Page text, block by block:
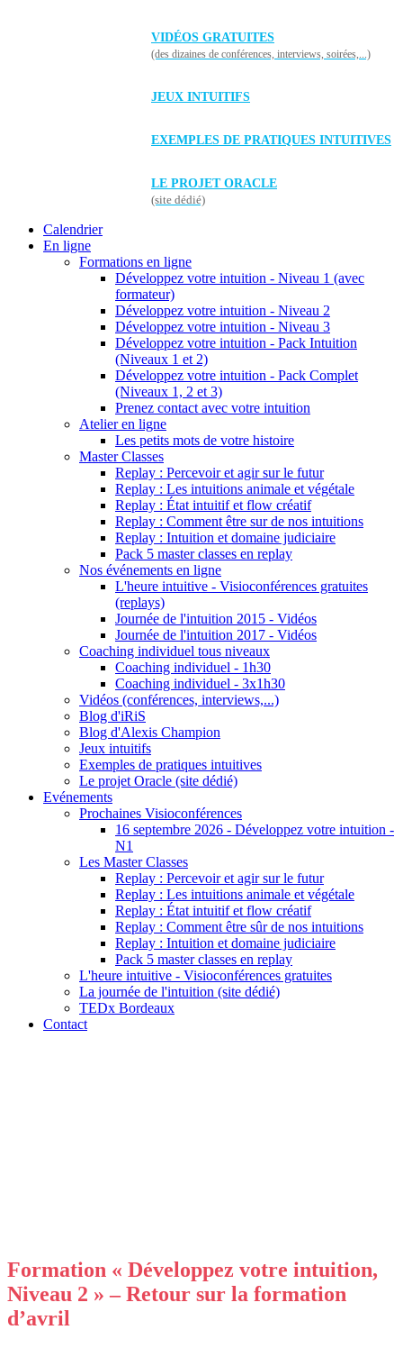
VIDÉOS GRATUITES
(des dizaines de conférences, interviews, soirées,...)
JEUX INTUITIFS
EXEMPLES DE PRATIQUES INTUITIVES
LE PROJET ORACLE
(site dédié)
Calendrier
En ligne
Formations en ligne
Développez votre intuition - Niveau 1 (avec
formateur)
Développez votre intuition - Niveau 2
Développez votre intuition - Niveau 3
Développez votre intuition - Pack Intuition
(Niveaux 1 et 2)
Développez votre intuition - Pack Complet
(Niveaux 1, 2 et 3)
Prenez contact avec votre intuition
Atelier en ligne
Les petits mots de votre histoire
Master Classes
Replay : Percevoir et agir sur le futur
Replay : Les intuitions animale et végétale
Replay : État intuitif et flow créatif
Replay : Comment être sur de nos intuitions
Replay : Intuition et domaine judiciaire
Pack 5 master classes en replay
Nos événements en ligne
L'heure intuitive - Visioconférences gratuites
(replays)
Journée de l'intuition 2015 - Vidéos
Journée de l'intuition 2017 - Vidéos
Coaching individuel tous niveaux
Coaching individuel - 1h30
Coaching individuel - 3x1h30
Vidéos (conférences, interviews,...)
Blog d'iRiS
Blog d'Alexis Champion
Jeux intuitifs
Exemples de pratiques intuitives
Le projet Oracle (site dédié)
Evénements
Prochaines Visioconférences
16 septembre 2026 - Développez votre intuition -
N1
Les Master Classes
Replay : Percevoir et agir sur le futur
Replay : Les intuitions animale et végétale
Replay : État intuitif et flow créatif
Replay : Comment être sûr de nos intuitions
Replay : Intuition et domaine judiciaire
Pack 5 master classes en replay
L'heure intuitive - Visioconférences gratuites
La journée de l'intuition (site dédié)
TEDx Bordeaux
Contact
Formation « Développez votre intuition,
Niveau 2 » – Retour sur la formation
d’avril